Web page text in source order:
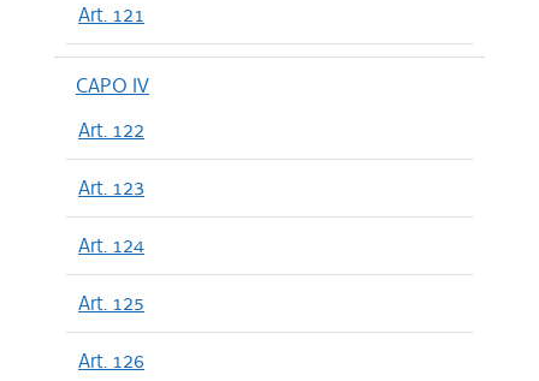
Art. 121
CAPO IV
Art. 122
Art. 123
Art. 124
Art. 125
Art. 126